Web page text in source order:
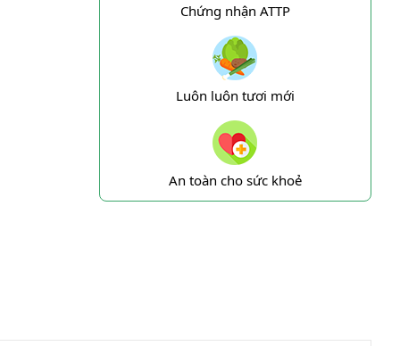
Chứng nhận ATTP
Luôn luôn tươi mới
An toàn cho sức khoẻ